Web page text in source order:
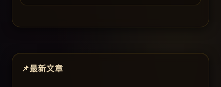
最新文章